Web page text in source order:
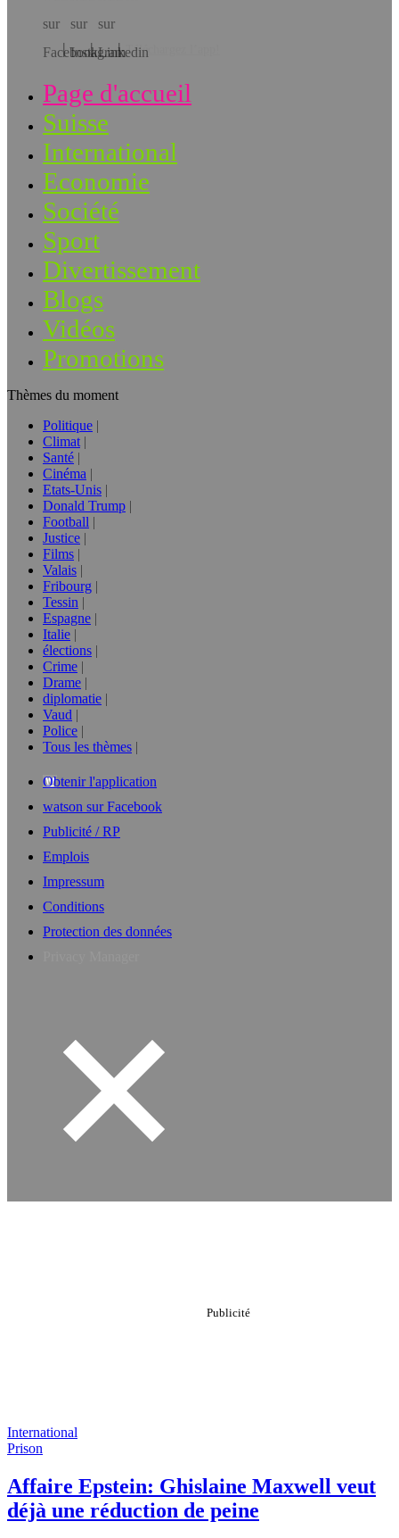
Téléchargez l’app!
Page d'accueil
Suisse
International
Economie
Société
Sport
Divertissement
Blogs
Vidéos
Promotions
Thèmes du moment
Politique
Climat
Santé
Cinéma
Etats-Unis
Donald Trump
Football
Justice
Films
Valais
Fribourg
Tessin
Espagne
Italie
élections
Crime
Drame
diplomatie
Vaud
Police
Tous les thèmes
Obtenir l'application
watson sur Facebook
Publicité / RP
Emplois
Impressum
Conditions
Protection des données
International
Prison
Affaire Epstein: Ghislaine Maxwell veut
déjà une réduction de peine